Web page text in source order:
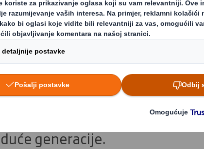
gospodarstvo je novi
vrijednosti koji je na
Trenutno korištenje
kako bi se oni nakon
prijeđemo na kružno
zatopljenje i stvoriti
generacije.